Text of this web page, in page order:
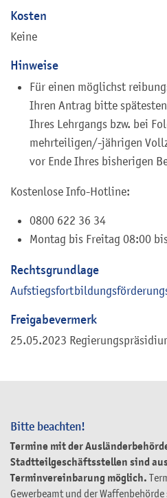
Bitte beachten!
Termine mit der
Stadtteilgeschäftsstellen sind
Terminvereinbarung möglich.
Gewerbeamt und der
Kosten
Keine
Hinweise
Für einen möglichst
Ihren Antrag bitte
Ihres Lehrgangs bzw. bei
mehrteiligen/-jährigen
vor Ende Ihres bisherigen
Kostenlose Info-Hotline:
0800 622 36 34
Montag bis Freitag 08:00
Rechtsgrundlage
Freigabevermerk
25.05.2023